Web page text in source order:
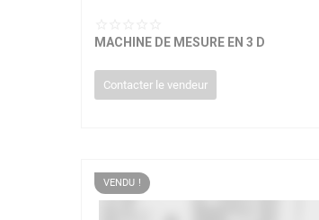
MACHINE DE MESURE EN 3 D
Contacter le vendeur
VENDU !